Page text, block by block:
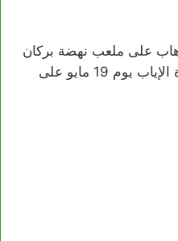
على ملعب نهضة بركان
يوم 12 مايو، بينما ستقام مباراة الإياب يوم 19 مايو على